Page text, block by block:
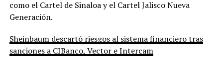
como el Cartel de Sinaloa y el Cartel Jalisco Nueva
Generación.
Sheinbaum descartó riesgos al sistema financiero tras
sanciones a CIBanco, Vector e Intercam